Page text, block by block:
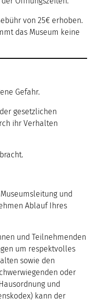
von 25€ erhoben.
das Museum keine
Gefahr.
gesetzlichen
ihr Verhalten
und
Ablauf Ihres
und Teilnehmenden
um respektvolles
sowie den
oder
und
kann der